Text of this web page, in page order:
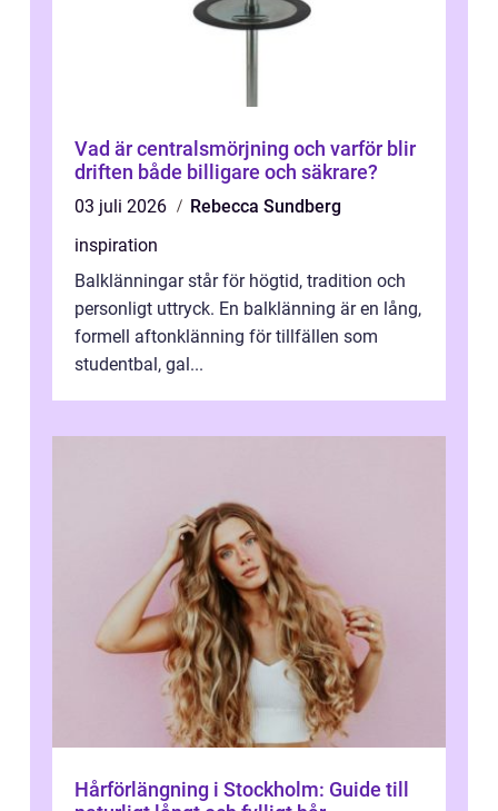
Vad är centralsmörjning och varför blir
driften både billigare och säkrare?
03 juli 2026
Rebecca Sundberg
inspiration
Balklänningar står för högtid, tradition och
personligt uttryck. En balklänning är en lång,
formell aftonklänning för tillfällen som
studentbal, gal...
Hårförlängning i Stockholm: Guide till